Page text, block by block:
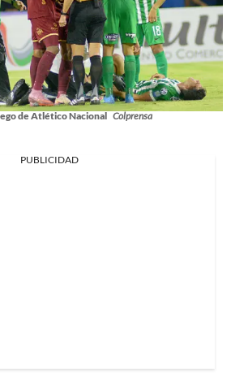
de Atlético Nacional Colprensa
PUBLICIDAD